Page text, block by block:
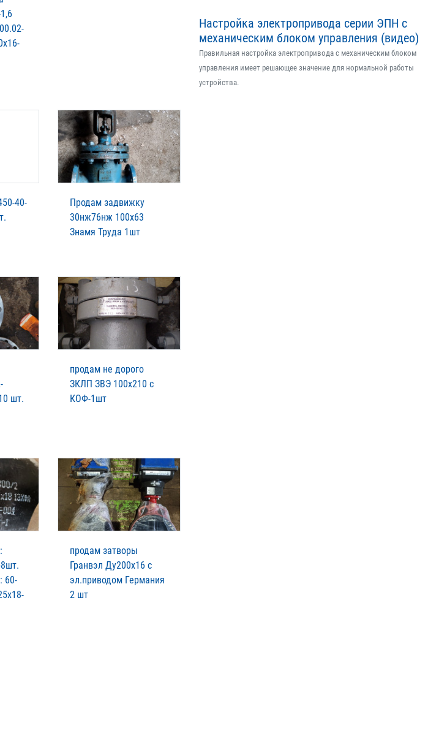
40-
Продам задвижку
30нж76нж 100х63
Знамя Труда 1шт
шт.
продам не дорого
ЗКЛП ЗВЭ 100х210 с
КОФ-1шт
60-
продам затворы
Гранвэл Ду200х16 с
эл.приводом Германия
2 шт
Настройка электропривода серии ЭПН с
механическим блоком управления (видео)
Правильная настройка электропривода с механическим блоком
управления имеет решающее значение для нормальной работы
устройства.